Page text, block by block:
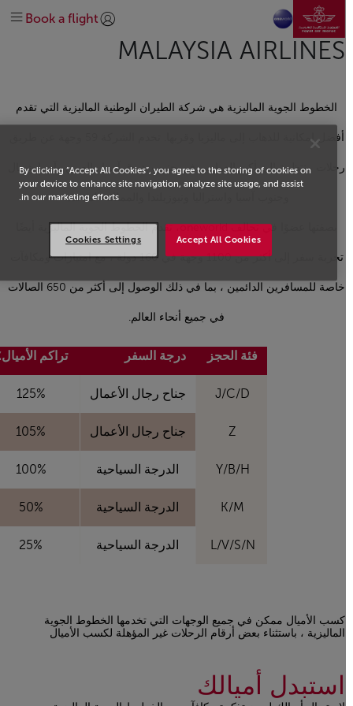
تخطي إلى المحتوى الرئيسي
انتقل إلى الصفحةتسجيل الدخول | انضم)
Book a flight
MALAYSIA AIRLINES
الخطوط الجوية الماليزية هي شركة الطيران الوطنية الماليزية التي تقدم
رحلات منتظمة إلى أكبر العواصم في جنوب شرق آسيا والصين وآسيا شمال
وجنوب آسيا واستراليا ونيوزيلندا والمملكة المتحدة.
بصفتها عضوًا في تحالف oneworld، تقدم الخطوط الجوية الماليزية أيضًا
تجربة سفر إلى أكثر من 1100 وجهة في 160 دولة ، مع امتيازات ومكافآت
خاصة للمسافرين الدائمين ، بما في ذلك الوصول إلى أكثر من 650 الصالات
في جميع أنحاء العالم.
فئة الحجز درجة السفر تراكم الأميال٪
J/C/D جناح رجال الأعمال 125%
جناح رجال الأعمال 105%
Y/B/H الدرجة السياحية 100%
K/M الدرجة السياحية 50%
L/V/S/N الدرجة السياحية 25%
كسب الأميال ممكن في جميع الوجهات التي تخدمها الخطوط الجوية
الماليزية ، باستثناء بعض أرقام الرحلات غير المؤهلة لكسب الأميال
استبدل أميالك
Plan your trip
Extras
Manage
Explore offers
الرائجة
وجهاتنا
explore-quicklinks-title
Route Map
Our Network
At the airport
On-board
About us
Economy Class
Business Class
Before travel
Special needs
Help & Support
Contact us
Discover Safar Flyer loyalty
Earn and spend miles
Get help
By clicking “Accept All Cookies”, you agree to the storing of cookies on
your device to enhance site navigation, analyze site usage, and assist
in our marketing efforts.
Accept All Cookies
Cookies Settings